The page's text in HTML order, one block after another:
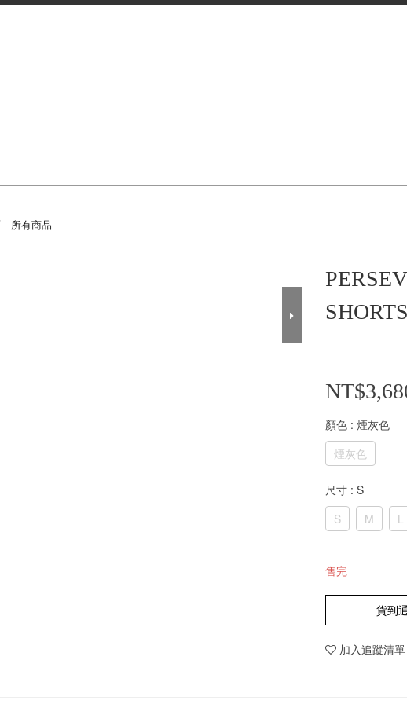
所有商品
顏色 : 煙灰色
煙灰色
尺寸 : S
S
M L
售完
貨到
加入追蹤清單